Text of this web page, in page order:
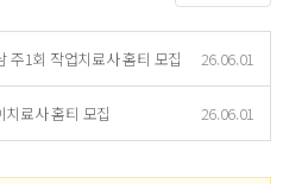
주1회 작업치료사 홈티 모집 26.06.01
료사 홈티 모집 26.06.01